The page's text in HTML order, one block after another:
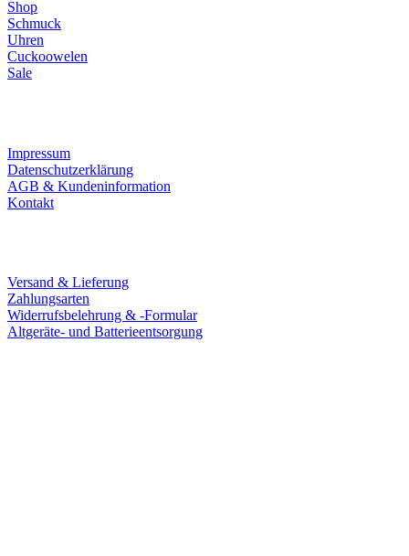
Shop
Schmuck
Uhren
Cuckoowelen
Sale
Impressum
Datenschutzerklärung
AGB & Kundeninformation
Kontakt
Versand & Lieferung
Zahlungsarten
Widerrufsbelehrung & -Formular
Altgeräte- und Batterieentsorgung